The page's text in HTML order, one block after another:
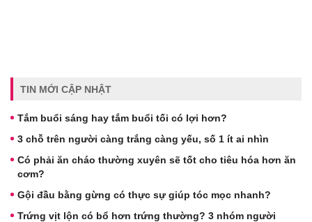
TIN MỚI CẬP NHẬT
Tắm buổi sáng hay tắm buổi tối có lợi hơn?
3 chỗ trên người càng trắng càng yếu, số 1 ít ai nhìn
Có phải ăn cháo thường xuyên sẽ tốt cho tiêu hóa hơn ăn
cơm?
Gội đầu bằng gừng có thực sự giúp tóc mọc nhanh?
Trứng vịt lộn có bổ hơn trứng thường? 3 nhóm người